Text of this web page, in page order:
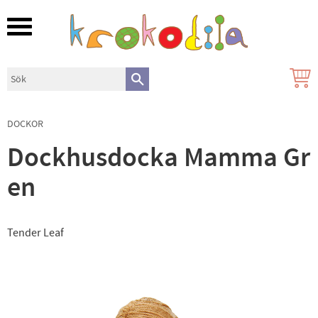
Meny
DOCKOR
Dockhusdocka Mamma Gr
en
Tender Leaf